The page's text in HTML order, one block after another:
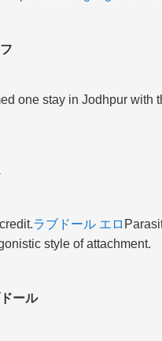
one stay in Jodhpur
ラブドール エロ
style of attachment.
ール